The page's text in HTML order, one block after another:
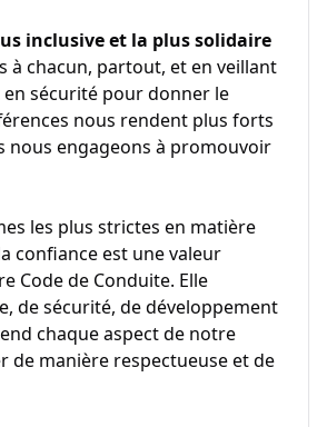
inclusive et la plus solidaire
chacun, partout, et en veillant
en sécurité pour donner le
nous rendent plus forts
nous engageons à promouvoir
les plus strictes en matière
confiance est une valeur
Code de Conduite. Elle
de sécurité, de développement
chaque aspect de notre
manière respectueuse et de